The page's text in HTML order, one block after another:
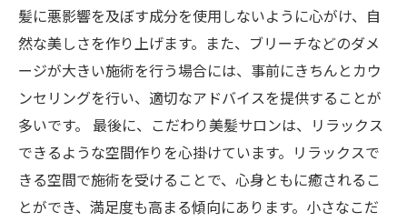
髪に悪影響を及ぼす成分を使用しないように心がけ、自
然な美しさを作り上げます。また、ブリーチなどのダメ
ージが大きい施術を行う場合には、事前にきちんとカウ
ンセリングを行い、適切なアドバイスを提供することが
多いです。 最後に、こだわり美髪サロンは、リラックス
できるような空間作りを心掛けています。リラックスで
きる空間で施術を受けることで、心身ともに癒されるこ
とができ、満足度も高まる傾向にあります。小さなこだ